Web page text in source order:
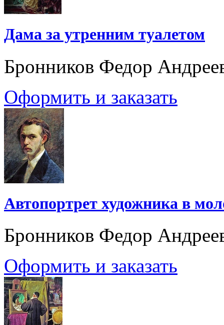
Дама за утренним туалетом
Бронников Федор
Оформить и заказать
Автопортрет художника в
Бронников Федор
Оформить и заказать